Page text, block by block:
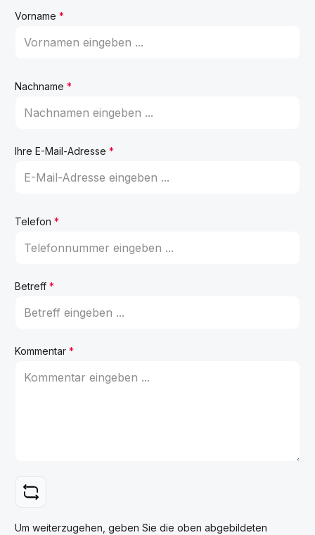
Vorname *
Nachname *
Ihre E-Mail-Adresse *
Telefon *
Betreff *
Kommentar *
Um weiterzugehen, geben Sie die oben abgebildeten